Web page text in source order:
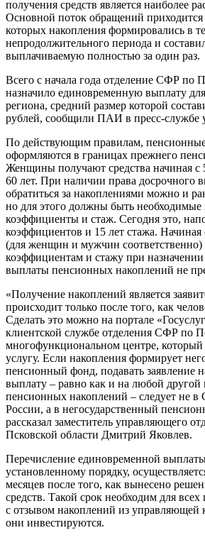
получения средств является наиболее
Основной поток обращений приходится
которых накопления формировались в
непродолжительного периода и
выплачиваемую полностью за один раз.
Всего с начала года отделение СФР по
назначило единовременную выплату
региона, средний размер которой
рублей, сообщили ПАИ в пресс-службе
По действующим правилам,
оформляются в границах прежнего
Женщины получают средства начиная с
60 лет. При наличии права досрочного
обратиться за накоплениями можно и
но для этого должны быть
коэффициенты и стаж. Сегодня это,
коэффициентов и 15 лет стажа. Начиная
(для женщин и мужчин соответственно)
коэффициентам и стажу при
выплаты пенсионных накоплений не
«Получение накоплений является
происходит только после того, как
Сделать это можно на портале
клиентской службе отделения СФР по
многофункциональном центре, который
услугу. Если накопления формирует
пенсионный фонд, подавать заявление
выплату – равно как и на любой другой
пенсионных накоплений – следует не
России, а в негосударственный
рассказал заместитель управляющего
Псковской области Дмитрий Яковлев.
Перечисление единовременной
установленному порядку,
месяцев после того, как вынесено
средств. Такой срок необходим для
с отзывом накоплений из управляющей
они инвестируются.